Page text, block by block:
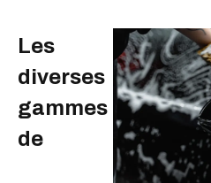
Les
diverses
gammes
de